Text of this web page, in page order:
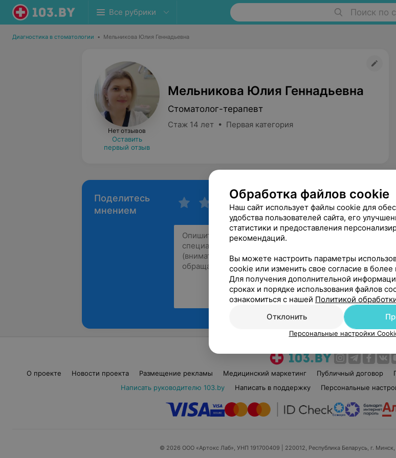
Все рубрики Поиск по
Диагностика в стоматологии • Мельникова Юлия Геннадьевна
Нет отзывов
Оставить
первый отзыв
Мельникова Юлия Геннадьевна
Стоматолог-терапевт
Стаж 14 лет • Первая категория
Поделитесь
мнением
Рекомендую
О проекте Новости проекта Размещение рекламы Медицинский маркетинг Публичный договор
Написать руководителю 103.by
Написать в поддержку Персональные
© 2026 ООО «Артокс Лаб», УНП 191700409 | 220012, Республика Беларусь, г.
Обработка файлов cookie
Наш сайт использует файлы cookie для
удобства пользователей сайта, его
статистики и предоставления
рекомендаций.
Вы можете настроить параметры
cookie или изменить свое согласие в
Для получения дополнительной
сроках и порядке использования файлов
ознакомиться с нашей Политикой
Отклонить
Персональные настройки